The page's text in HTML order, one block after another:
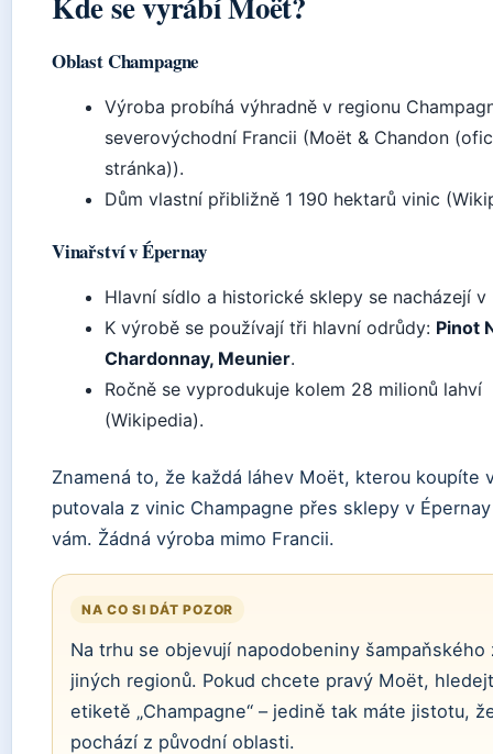
Oblast Champagne
Výroba probíhá výhradně v regionu
severovýchodní Francii (Moët & Chandon
stránka)).
Dům vlastní přibližně 1 190 hektarů vinic
Vinařství v Épernay
Hlavní sídlo a historické sklepy se nacházejí v
K výrobě se používají tři hlavní odrůdy: Pinot
Chardonnay, Meunier.
Ročně se vyprodukuje kolem 28 milionů lahví
(Wikipedia).
Znamená to, že každá láhev Moët, kterou koupíte
putovala z vinic Champagne přes sklepy v
vám. Žádná výroba mimo Francii.
NA CO SI DÁT POZOR
Na trhu se objevují napodobeniny šampaňského
jiných regionů. Pokud chcete pravý Moët,
etiketě „Champagne“ – jedině tak máte jistotu,
pochází z původní oblasti.